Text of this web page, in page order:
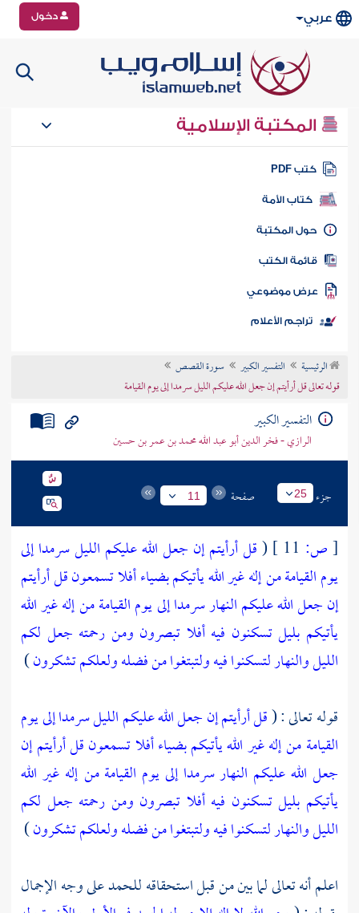
عربي دخول
المكتبة الإسلامية
كتب PDF
كتاب الأمة
المكتبة
الكتب
موضوعي
تراجم الأعلام
الرئيسية التفسير الكبير
سورة القصص
قوله تعالى قل أرأيتم إن جعل الله عليكم الليل سرمدا إلى يوم القيامة
التفسير الكبير
الرازي - فخر الدين أبو عبد الله محمد بن عمر بن حسين
جزء 25 صفحة 11
[ص: (قل أرأيتم إن جعل الله عليكم الليل سرمدا إلى
يوم القيامة من إله غير الله يأتيكم بضياء أفلا تسمعونقل أرأيتم
إن جعل الله عليكم النهار سرمدا إلى يوم القيامة من إله غير الله
يأتيكم بليل تسكنون فيه أفلا تبصرون ومن رحمته جعل لكم
الليل والنهار لتسكنوا فيه ولتبتغوا من فضله ولعلكم تشكرون)
قوله تعالى : (قل أرأيتم إن جعل الله عليكم الليل سرمدا إلى يوم
القيامة من إله غير الله يأتيكم بضياء أفلا تسمعونقل أرأيتم إن
جعل الله عليكم النهار سرمدا إلى يوم القيامة من إله غير الله
يأتيكم بليل تسكنون فيه أفلا تبصرون ومن رحمته جعل لكم
الليل والنهار لتسكنوا فيه ولتبتغوا من فضله ولعلكم تشكرون)
اعلم أنه تعالى لما بين من قبل استحقاقه للحمد على وجه الإجمال